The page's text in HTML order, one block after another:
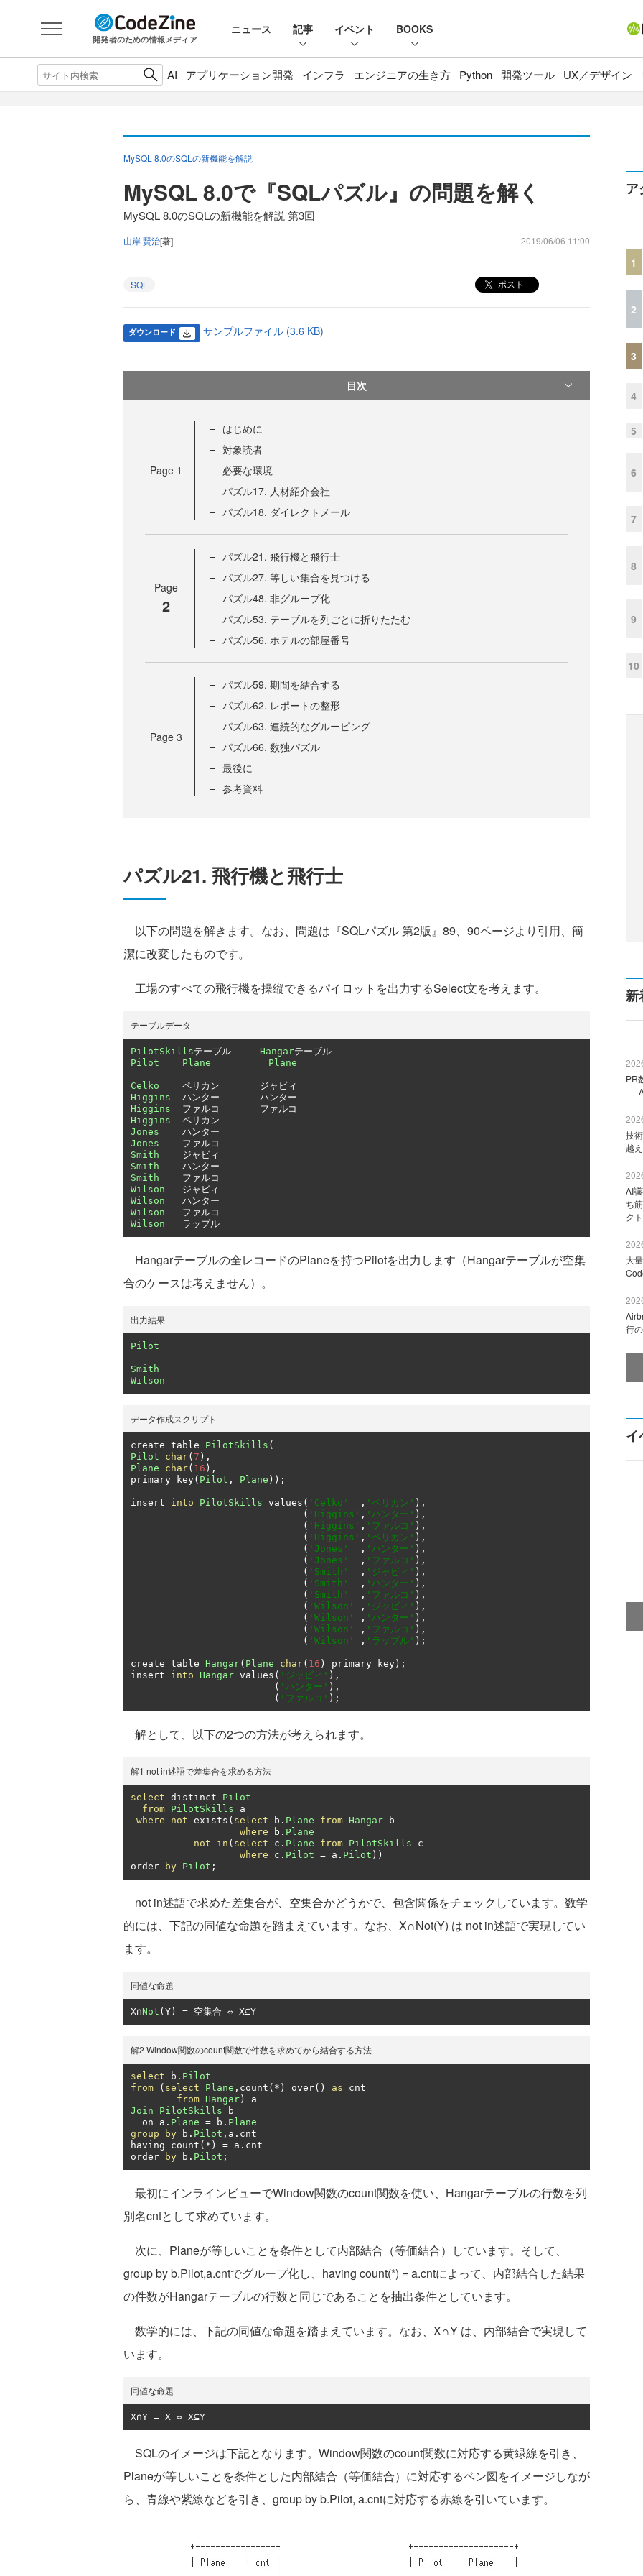
開発者のための情報メディア
ニュース 記事 イベント BOOKS
AI アプリケーション開発 インフラ エンジニアの生き方 Python 開発ツール UX／デザイン
MySQL 8.0のSQLの新機能を解説
MySQL 8.0で『SQLパズル』の問題を解く
MySQL 8.0のSQLの新機能を解説 第3回
山岸 賢治[著] 2019/06/06 11:00
SQL ポスト
ダウンロード サンプルファイル (3.6 KB)
目次
Page 1
はじめに
対象読者
必要な環境
パズル17. 人材紹介会社
パズル18. ダイレクトメール
Page
2
パズル21. 飛行機と飛行士
パズル27. 等しい集合を見つける
パズル48. 非グループ化
パズル53. テーブルを列ごとに折りたたむ
パズル56. ホテルの部屋番号
Page 3
パズル59. 期間を結合する
パズル62. レポートの整形
パズル63. 連続的なグルーピング
パズル66. 数独パズル
最後に
参考資料
パズル21. 飛行機と飛行士
以下の問題を解きます。なお、問題は『SQLパズル 第2版』89、90ページより引用、簡
潔に改変したものです。
工場のすべての飛行機を操縦できるパイロットを出力するSelect文を考えます。
テーブルデータ
PilotSkillsテーブル Hangarテーブル
Pilot
Plane
Plane
-------
--------
--------
Celko
ペリカン
ジャビィ
Higgins
ハンター
ハンター
Higgins
ファルコ
ファルコ
Higgins
ペリカン
Jones
ハンター
Jones
ファルコ
Smith
ジャビィ
Smith
ハンター
Smith
ファルコ
Wilson
ジャビィ
Wilson
ハンター
Wilson
ファルコ
Wilson
ラップル
Hangarテーブルの全レコードのPlaneを持つPilotを出力します（Hangarテーブルが空集
合のケースは考えません）。
出力結果
Pilot
------
Smith
Wilson
データ作成スクリプト
create table PilotSkills (
Pilot
char( 7 ),
Plane
char( 16 ),
primary key( Pilot , Plane ));
insert into PilotSkills values ( 'Celko' , 'ペリカン' ),
( 'Higgins' , 'ハンター' ),
( 'Higgins' , 'ファルコ' ),
( 'Higgins' , 'ペリカン' ),
( 'Jones' , 'ハンター' ),
( 'Jones' , 'ファルコ' ),
( 'Smith' , 'ジャビィ' ),
( 'Smith' , 'ハンター' ),
( 'Smith' , 'ファルコ' ),
( 'Wilson' , 'ジャビィ' ),
( 'Wilson' , 'ハンター' ),
( 'Wilson' , 'ファルコ' ),
( 'Wilson' , 'ラップル' );
create table Hangar( Plane char( 16 ) primary key );
insert into Hangar values ( 'ジャビィ' ),
( 'ハンター' ),
( 'ファルコ' );
解として、以下の2つの方法が考えられます。
解1 not in述語で差集合を求める方法
select distinct Pilot
from PilotSkills a
where
not exists ( select b . Plane from Hangar b
where b . Plane
not
in ( select c . Plane from PilotSkills c
where c . Pilot = a . Pilot ))
order
by Pilot ;
not in述語で求めた差集合が、空集合かどうかで、包含関係をチェックしています。数学
的には、下記の同値な命題を踏まえています。なお、X∩Not(Y) は not in述語で実現してい
ます。
同値な命題
X∩Not ( Y ) = 空集合 ⇔ X⊆Y
解2 Window関数のcount関数で件数を求めてから結合する方法
select b . Pilot
from
( select Plane , count (*) over() as cnt
from Hangar )
Join
PilotSkills b
  on a
. Plane = b . Plane
group
by b . Pilot , a . cnt
having count (*) = a . cnt
order
by b . Pilot ;
最初にインラインビューでWindow関数のcount関数を使い、Hangarテーブルの行数を列
別名cntとして求めています。
次に、Planeが等しいことを条件として内部結合（等価結合）しています。そして、
group by b.Pilot,a.cntでグループ化し、having count(*) = a.cntによって、内部結合した結果
の件数がHangarテーブルの行数と同じであることを抽出条件としています。
数学的には、下記の同値な命題を踏まえています。なお、X∩Y は、内部結合で実現して
います。
同値な命題
X∩Y = X ⇔ X⊆Y
SQLのイメージは下記となります。Window関数のcount関数に対応する黄緑線を引き、
Planeが等しいことを条件とした内部結合（等価結合）に対応するベン図をイメージしなが
ら、青線や紫線などを引き、group by b.Pilot, a.cntに対応する赤線を引いています。
ア
1
2
3
4
5
6
7
8
9
10
新
PR
技
越
AI
ち
ク
大
行
イ